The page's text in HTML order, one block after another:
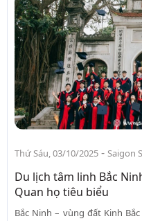
Thứ Sáu, 03/10/2025 - Saigon
Du lịch tâm linh Bắc
Quan họ tiêu biểu
Bắc Ninh – vùng đất Kinh